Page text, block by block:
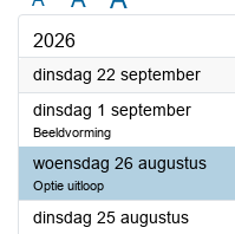
2026
dinsdag 22 september2026
dinsdag 1 september2026
Beeldvorming
woensdag 26 augustus2026
Optie uitloop
dinsdag 25 augustus2026